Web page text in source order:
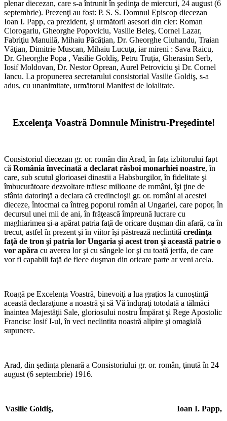
plenar diecezan, care s-a întrunit în şedinţa de miercuri, 24 august (6
septembrie). Prezenţi au fost: P. S. S. Domnul Episcop diecezan
Ioan I. Papp, ca prezident, şi următorii asesori din cler: Roman
Ciorogariu, Gheorghe Popoviciu, Vasilie Beleş, Cornel Lazar,
Fabriţiu Manuilă, Mihaiu Păcăţian, Dr. Gheorghe Ciuhandu, Traian
Văţian, Dimitrie Muscan, Mihaiu Lucuţa, iar mireni : Sava Raicu,
Dr. Gheorghe Popa , Vasilie Goldiş, Petru Truţia, Gherasim Serb,
Iosif Moldovan, Dr. Nestor Oprean, Aurel Petroviciu şi Dr. Cornel
Iancu. La propunerea secretarului consistorial Vasilie Goldiş, s-a
adus, cu unanimitate, următorul Manifest de loialitate.
Excelenţa Voastră Domnule Ministru-Preşedinte!
Consistoriul diecezan gr. or. român din Arad, în faţa izbitorului fapt
că România învecinată a declarat răsboi monarhiei noastre, în
care, sub scutul glorioasei dinastii a Habsburgilor, în fidelitate şi
îmbucurătoare dezvoltare trăiesc milioane de români, îşi ţine de
sfânta datorinţă a declara că credincioşii gr. or. români ai acestei
dieceze, întocmai ca întreg poporul român al Ungariei, care popor, în
decursul unei mii de ani, în frăţească împreună lucrare cu
maghiarimea şi-a apărat patria faţă de oricare duşman din afară, ca în
trecut, astfel în prezent şi în viitor îşi păstrează neclintită credinţa
faţă de tron şi patria lor Ungaria şi acest tron şi această patrie o
vor apăra cu averea lor şi cu sângele lor şi cu toată jertfa, de care
vor fi capabili faţă de fiece duşman din oricare parte ar veni acela.
Roagă pe Excelenţa Voastră, binevoiţi a lua graţios la cunoştinţă
această declaraţiune a noastră şi să Vă înduraţi totodată a tălmăci
înaintea Majestăţii Sale, gloriosului nostru Împărat şi Rege Apostolic
Francisc Iosif I-ul, în veci neclintita noastră alipire şi omagială
supunere.
Arad, din şedinţa plenară a Consistoriului gr. or. român, ţinută în 24
august (6 septembrie) 1916.
Vasilie Goldiş, Ioan I. Papp,